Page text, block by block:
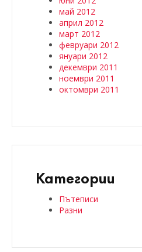
май 2012
април 2012
март 2012
февруари 2012
януари 2012
декември 2011
ноември 2011
октомври 2011
Категории
Пътеписи
Разни